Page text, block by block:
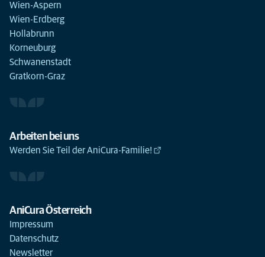
Wien-Aspern
Wien-Erdberg
Hollabrunn
Korneuburg
Schwanenstadt
Gratkorn-Graz
Arbeiten bei uns
Werden Sie Teil der AniCura-Familie!
AniCura Österreich
Impressum
Datenschutz
Newsletter